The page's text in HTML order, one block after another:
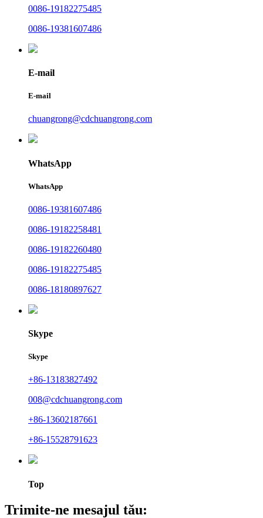
0086-19182275485
0086-19381607486
E-mail
E-mail
chuangrong@cdchuangrong.com
WhatsApp
WhatsApp
0086-19381607486
0086-19182258481
0086-19182260480
0086-19182275485
0086-18180897627
Skype
Skype
+86-13183827492
008@cdchuangrong.com
+86-13602187661
+86-15528791623
Top
Trimite-ne mesajul tău: